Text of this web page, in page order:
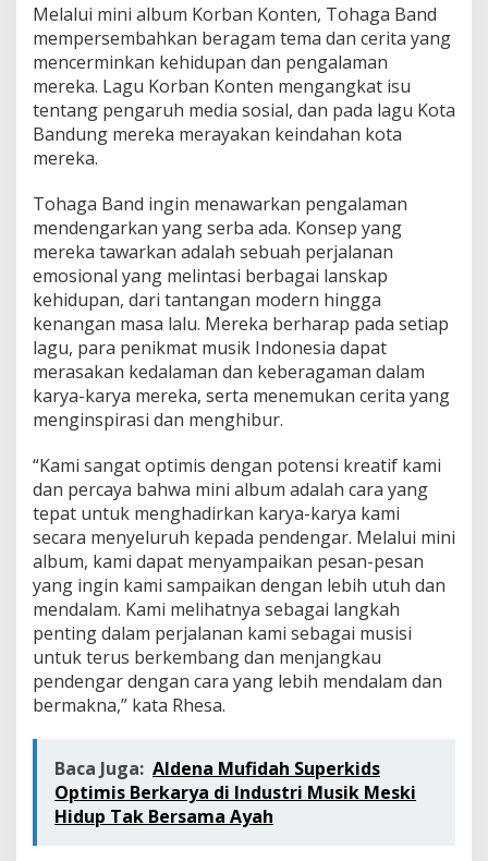
Melalui mini album Korban Konten, Tohaga Band
mempersembahkan beragam tema dan cerita yang
mencerminkan kehidupan dan pengalaman
mereka. Lagu Korban Konten mengangkat isu
tentang pengaruh media sosial, dan pada lagu Kota
Bandung mereka merayakan keindahan kota
mereka.
Tohaga Band ingin menawarkan pengalaman
mendengarkan yang serba ada. Konsep yang
mereka tawarkan adalah sebuah perjalanan
emosional yang melintasi berbagai lanskap
kehidupan, dari tantangan modern hingga
kenangan masa lalu. Mereka berharap pada setiap
lagu, para penikmat musik Indonesia dapat
merasakan kedalaman dan keberagaman dalam
karya-karya mereka, serta menemukan cerita yang
menginspirasi dan menghibur.
“Kami sangat optimis dengan potensi kreatif kami
dan percaya bahwa mini album adalah cara yang
tepat untuk menghadirkan karya-karya kami
secara menyeluruh kepada pendengar. Melalui mini
album, kami dapat menyampaikan pesan-pesan
yang ingin kami sampaikan dengan lebih utuh dan
mendalam. Kami melihatnya sebagai langkah
penting dalam perjalanan kami sebagai musisi
untuk terus berkembang dan menjangkau
pendengar dengan cara yang lebih mendalam dan
bermakna,” kata Rhesa.
Baca Juga: Aldena Mufidah Superkids
Optimis Berkarya di Industri Musik Meski
Hidup Tak Bersama Ayah